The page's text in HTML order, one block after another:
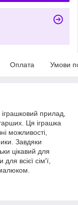
Оплата Умови
прилад,
Ця іграшка
можливості,
Завдяки
цікавий для
всієї сім'ї,